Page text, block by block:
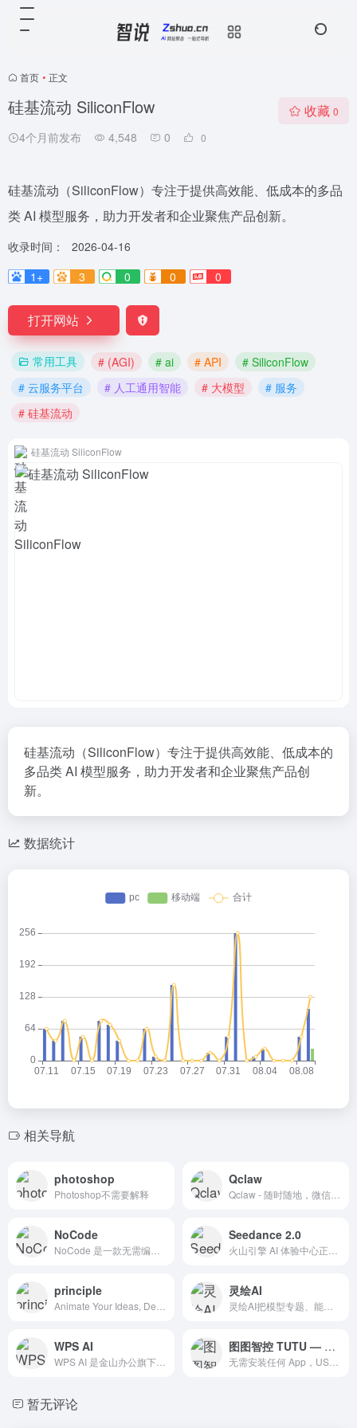
首页 • 正文
硅基流动 SiliconFlow
4个月前发布 4,548 0 0
收藏 0
硅基流动（SiliconFlow）专注于提供高效能、低成本的多品
类 AI 模型服务，助力开发者和企业聚焦产品创新。
收录时间：
2026-04-16
1+
3 0 0 0
打开网站
常用工具 # (AGI) # ai # API
# SiliconFlow
# 云服务平台
# 人工通用智能 # 大模型
# 服务
# 硅基流动
硅基流动 SiliconFlow
硅基流动（SiliconFlow）专注于提供高效能、低成本的
多品类 AI 模型服务，助力开发者和企业聚焦产品创
新。
数据统计
相关导航
photoshop
Photoshop不需要解释
Qclaw
NoCode Seedance 2.0
principle 灵绘AI
WPS AI 图图智控 TUTU — 你的 AI 手机领航员
暂无评论